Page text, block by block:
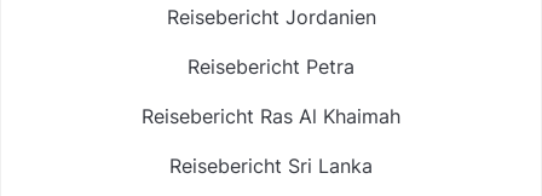
Reisebericht Jordanien
Reisebericht Petra
Reisebericht Ras Al Khaimah
Reisebericht Sri Lanka